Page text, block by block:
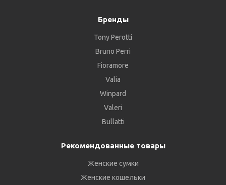
Бренды
Tony Perotti
Bruno Perri
Fioramore
Valia
Winpard
Valeri
Bullatti
Рекомендованные товары
Женские сумки
Женские кошельки